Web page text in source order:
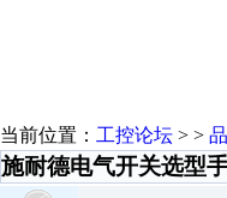
当前位置： 工控论坛 > >
施耐德电气开关选型